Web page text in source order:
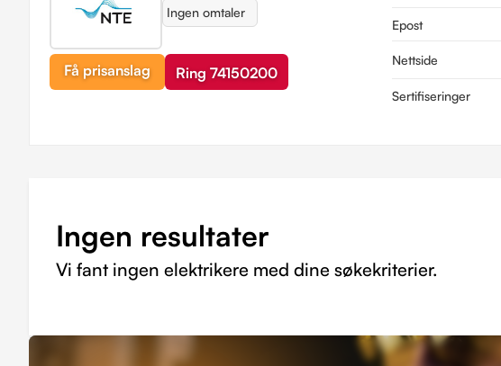
Ingen omtaler
Få prisanslag Ring 74150200
Epost
Nettside
Sertifiseringer
Ingen resultater
Vi fant ingen elektrikere med dine søkekriterier.